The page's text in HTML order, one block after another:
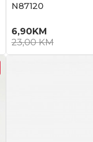
N87120
6,90KM
23,00KM